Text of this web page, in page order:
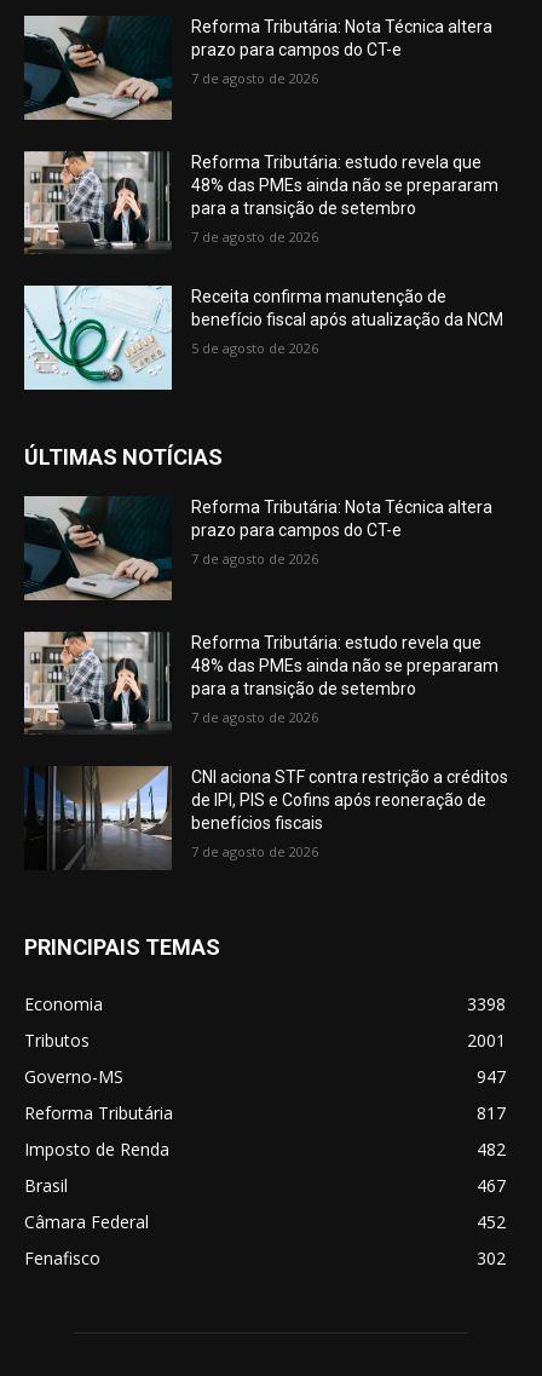
Reforma Tributária: Nota Técnica altera
prazo para campos do CT-e
7 de agosto de 2026
Reforma Tributária: estudo revela que
48% das PMEs ainda não se prepararam
para a transição de setembro
7 de agosto de 2026
Receita confirma manutenção de
benefício fiscal após atualização da NCM
5 de agosto de 2026
ÚLTIMAS NOTÍCIAS
Reforma Tributária: Nota Técnica altera
prazo para campos do CT-e
7 de agosto de 2026
Reforma Tributária: estudo revela que
48% das PMEs ainda não se prepararam
para a transição de setembro
7 de agosto de 2026
CNI aciona STF contra restrição a créditos
de IPI, PIS e Cofins após reoneração de
benefícios fiscais
7 de agosto de 2026
PRINCIPAIS TEMAS
Economia
3398
Tributos
2001
Governo-MS
947
Reforma Tributária
817
Imposto de Renda
482
Brasil
467
Câmara Federal
452
Fenafisco
302